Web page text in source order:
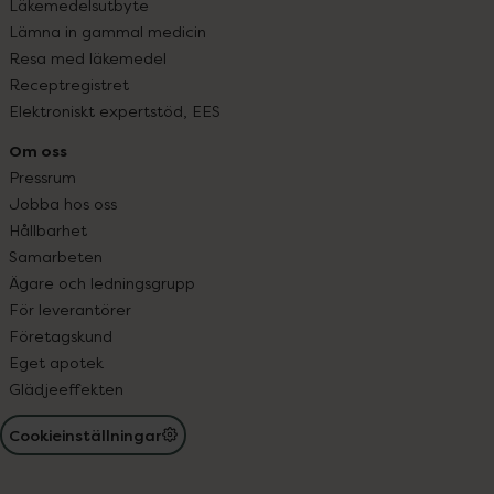
Läkemedelsutbyte
Lämna in gammal medicin
Resa med läkemedel
Receptregistret
Elektroniskt expertstöd, EES
Om oss
Pressrum
Jobba hos oss
Hållbarhet
Samarbeten
Ägare och ledningsgrupp
För leverantörer
Företagskund
Eget apotek
Glädjeeffekten
Cookieinställningar